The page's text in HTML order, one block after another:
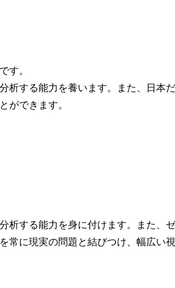
す。
析する能力を養います。また、日本
ができます。
析する能力を身に付けます。また、
常に現実の問題と結びつけ、幅広い